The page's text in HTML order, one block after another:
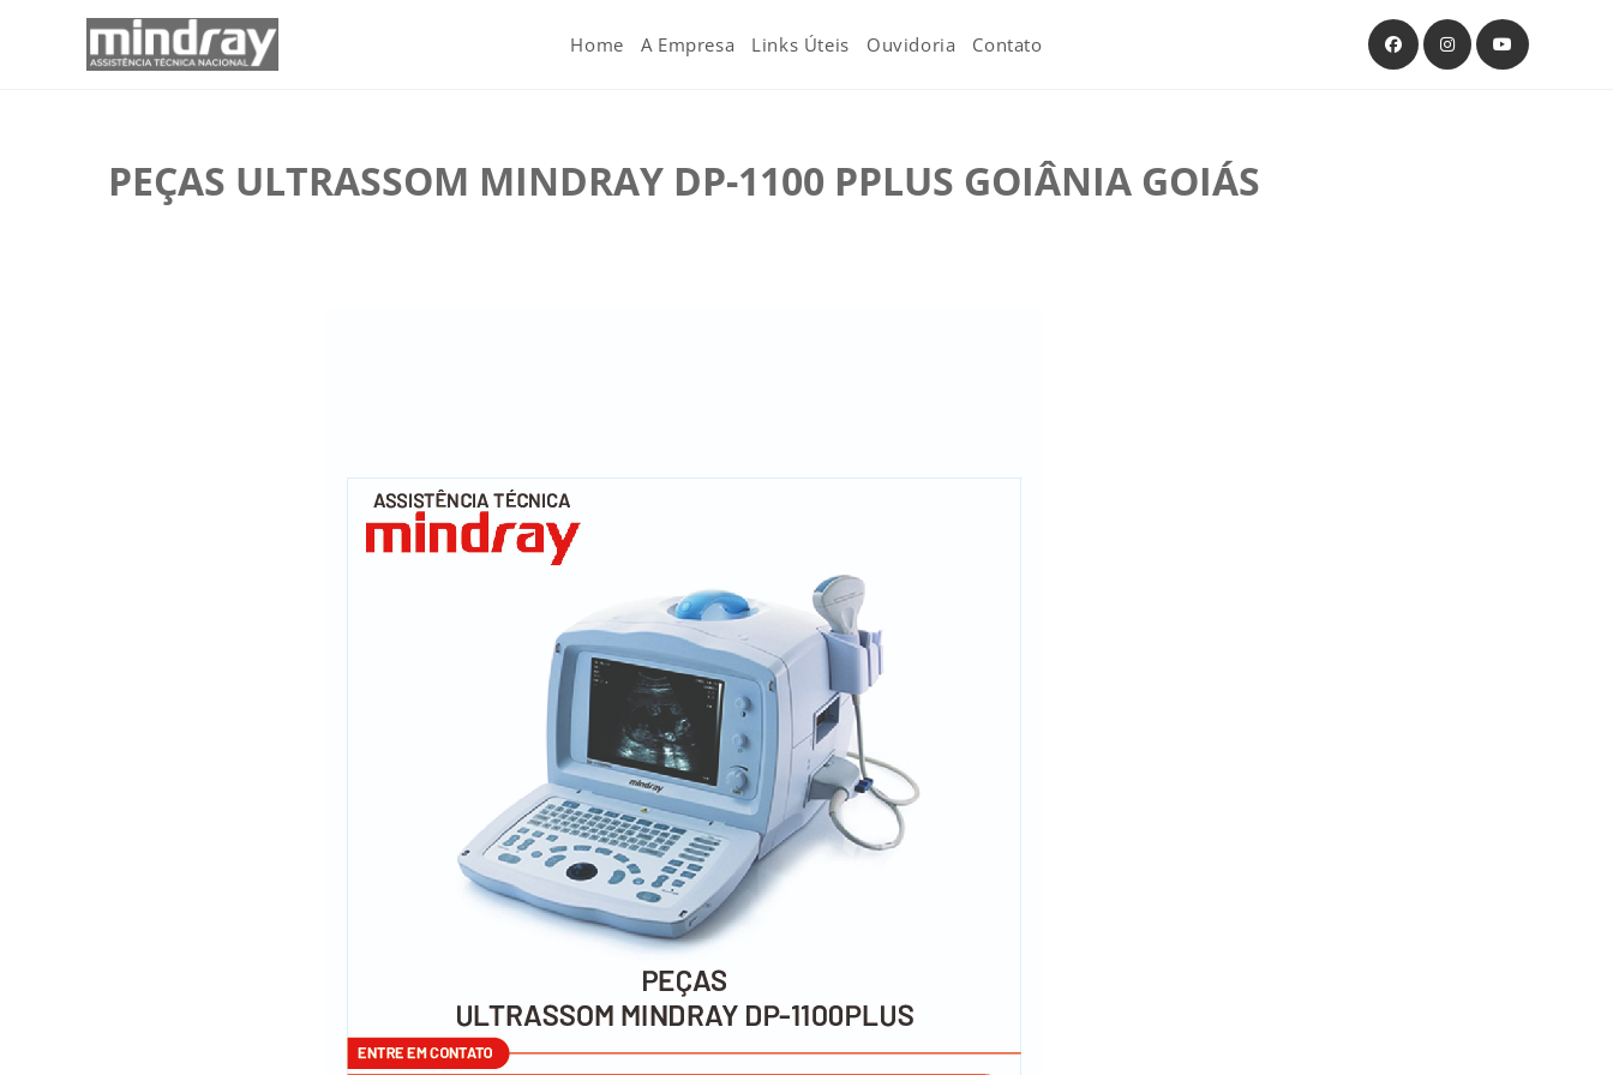
Home A Empresa Links Úteis Ouvidoria Contato
PEÇAS ULTRASSOM MINDRAY DP-1100 PPLUS GOIÂNIA GOIÁS